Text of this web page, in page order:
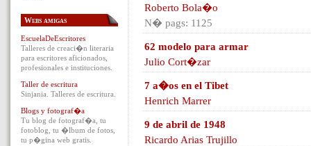
Roberto Bola�o
N� pags: 1125
62 modelo para armar
Julio Cort�zar
7 a�os en el Tibet
Henrich Marrer
9 de abril de 1948
Ricardo Arias Trujillo
Webs amigas
EscuelaDeEscritores
Talleres de creaci�n literaria
para escritores aficionados,
profesionales e instituciones.
Taller de escritura
Sinjania. Talleres de escritura.
Blogs y fotograf�a
Tu blog de fotograf�a, tu
fotoblog, tu �lbum de fotos,
tu p�gina web gratis.